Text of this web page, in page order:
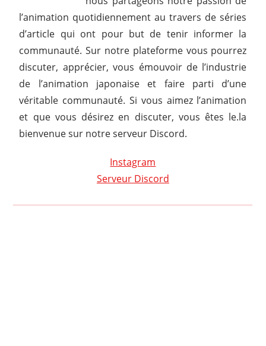
l’animation quotidiennement au travers de séries
d’article qui ont pour but de tenir informer la
communauté. Sur notre plateforme vous pourrez
discuter, apprécier, vous émouvoir de l’industrie
de l’animation japonaise et faire parti d’une
véritable communauté. Si vous aimez l’animation
et que vous désirez en discuter, vous êtes le.la
bienvenue sur notre serveur Discord.
Instagram
Serveur Discord